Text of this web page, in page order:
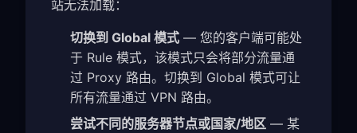
站无法加载：
切换到 Global 模式 — 您的客户端可能处
于 Rule 模式，该模式只会将部分流量通
过 Proxy 路由。切换到 Global 模式可让
所有流量通过 VPN 路由。
尝试不同的服务器节点或国家/地区 — 某